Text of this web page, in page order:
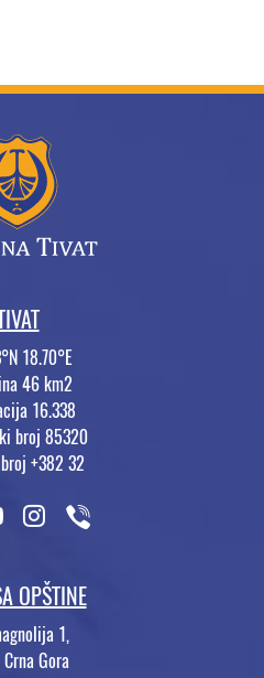
18.70°E
46 km2
16.338
broj 85320
+382 32
OPŠTINE
1,
Gora